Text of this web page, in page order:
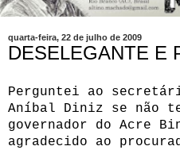
quarta-feira, 22 de julho de 2009
DESELEGANTE E
Perguntei ao
Aníbal Diniz se não
governador do Acre
agradecido ao